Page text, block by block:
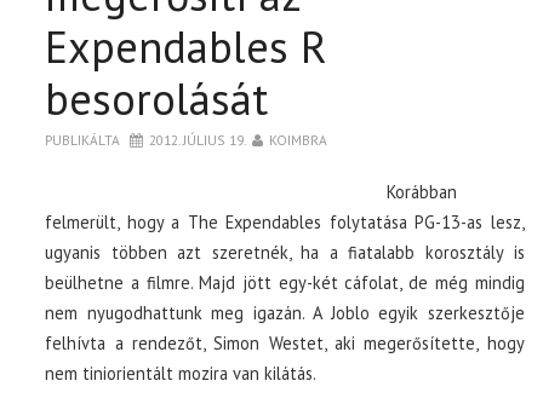
Expendables R
besorolását
PUBLIKÁLTA 2012. JÚLIUS 19. KOIMBRA
Korábban
felmerült, hogy a The Expendables folytatása PG-13-as lesz,
ugyanis többen azt szeretnék, ha a fiatalabb korosztály is
beülhetne a filmre. Majd jött egy-két cáfolat, de még mindig
nem nyugodhattunk meg igazán. A Joblo egyik szerkesztője
felhívta a rendezőt, Simon Westet, aki megerősítette, hogy
nem tiniorientált mozira van kilátás.